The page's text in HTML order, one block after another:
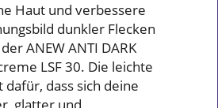
Haut und verbessere
dunkler Flecken
ANEW ANTI DARK
LSF 30. Die leichte
dafür, dass sich deine